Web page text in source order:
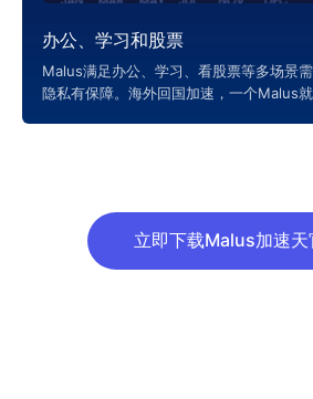
办公、学习和股票
Malus满足办公、学习、看股票等多场景
隐私有保障。海外回国加速，一个Malus
立即下载Malus加速天